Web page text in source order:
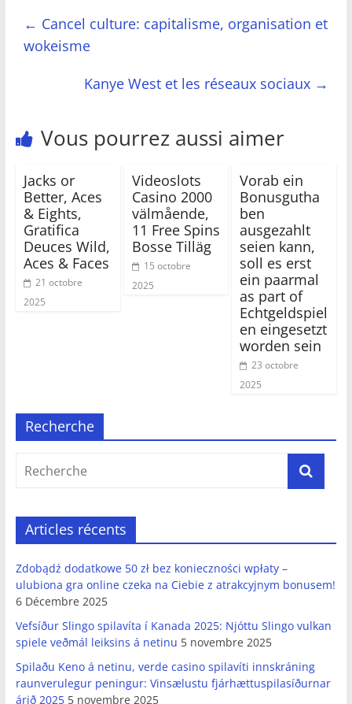
← Cancel culture: capitalisme, organisation et
wokeisme
Kanye West et les réseaux sociaux →
Vous pourrez aussi aimer
Jacks or
Better, Aces
& Eights,
Gratifica
Deuces Wild,
Aces & Faces
21 octobre
2025
Videoslots
Casino 2000
välmående,
11 Free Spins
Bosse Tilläg
15 octobre
2025
Vorab ein
Bonusgutha
ben
ausgezahlt
seien kann,
soll es erst
ein paarmal
as part of
Echtgeldspiel
en eingesetzt
worden sein
23 octobre
2025
Recherche
Articles récents
Zdobądź dodatkowe 50 zł bez konieczności wpłaty –
ulubiona gra online czeka na Ciebie z atrakcyjnym bonusem!
6 Décembre 2025
Vefsíður Slingo spilavíta í Kanada 2025: Njóttu Slingo vulkan
spiele veðmál leiksins á netinu 5 novembre 2025
Spilaðu Keno á netinu, verde casino spilavíti innskráning
raunverulegur peningur: Vinsælustu fjárhættuspilasíðurnar
árið 2025 5 novembre 2025